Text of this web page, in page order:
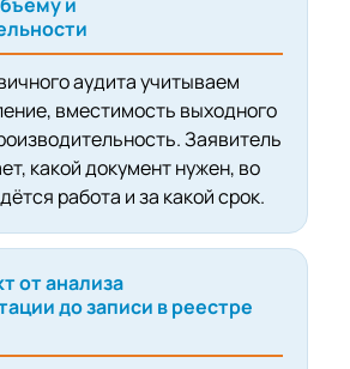
аудита учитываем
вместимость выходного
Заявитель
какой документ нужен, во
работа и за какой срок.
от анализа
до записи в реестре